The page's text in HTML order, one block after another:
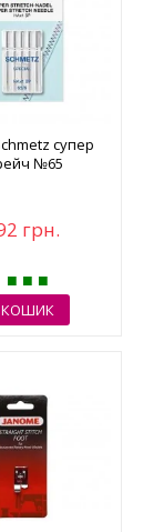
супер
№65
грн.
КОШИК